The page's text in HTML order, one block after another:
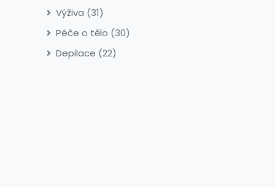
Výživa (31)
Péče o tělo (30)
Depilace (22)